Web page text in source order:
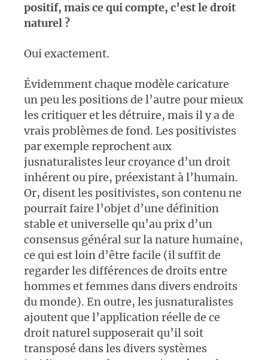
positif, mais ce qui compte, c’est le droit
naturel ?
Oui exactement.
Évidemment chaque modèle caricature
un peu les positions de l’autre pour mieux
les critiquer et les détruire, mais il y a de
vrais problèmes de fond. Les positivistes
par exemple reprochent aux
jusnaturalistes leur croyance d’un droit
inhérent ou pire, préexistant à l’humain.
Or, disent les positivistes, son contenu ne
pourrait faire l’objet d’une définition
stable et universelle qu’au prix d’un
consensus général sur la nature humaine,
ce qui est loin d’être facile (il suffit de
regarder les différences de droits entre
hommes et femmes dans divers endroits
du monde). En outre, les jusnaturalistes
ajoutent que l’application réelle de ce
droit naturel supposerait qu’il soit
transposé dans les divers systèmes